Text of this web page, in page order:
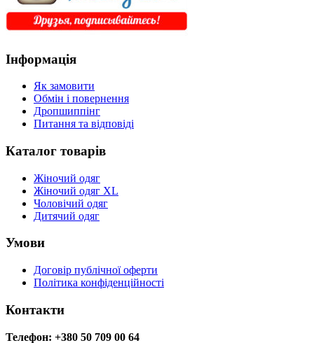
Інформація
Як замовити
Обмін і повернення
Дропшиппінг
Питання та відповіді
Каталог товарів
Жіночий одяг
Жіночий одяг XL
Чоловічий одяг
Дитячий одяг
Умови
Договір публічної оферти
Політика конфіденційності
Контакти
Телефон: +380 50 709 00 64